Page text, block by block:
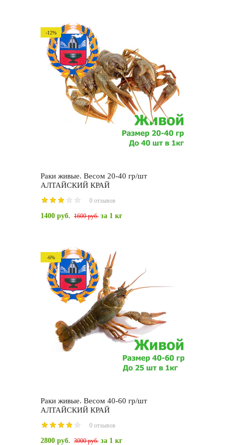
-12%
Раки живые. Весом 20-40 гр/шт
АЛТАЙСКИЙ КРАЙ
0 отзывов
1400 руб. 1600 руб. за 1 кг
-6%
Раки живые. Весом 40-60 гр/шт
АЛТАЙСКИЙ КРАЙ
0 отзывов
2800 руб. 3000 руб. за 1 кг